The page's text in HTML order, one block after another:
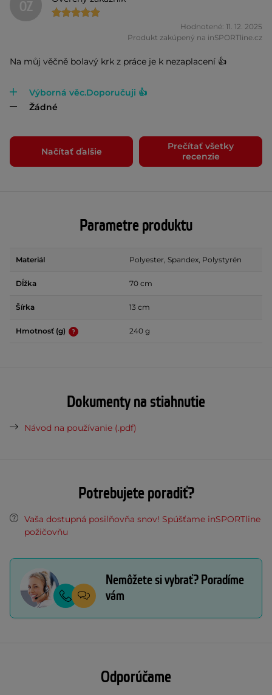
OZ
Hodnotené: 11. 12. 2025
Produkt zakúpený na inSPORTline.cz
Na můj věčně bolavý krk z práce je k nezaplacení 👍
Výborná věc.Doporučuji 👍
Žádné
Načítať ďalšie
Prečítať všetky
recenzie
Parametre produktu
Materiál Polyester, Spandex, Polystyrén
Dĺžka 70 cm
Šírka 13 cm
Hmotnosť (g) 240 g
Dokumenty na stiahnutie
Návod na používanie (.pdf)
Potrebujete poradiť?
Vaša dostupná posilňovňa snov! Spúšťame inSPORTline
požičovňu
Nemôžete si vybrať? Poradíme
vám
Odporúčame